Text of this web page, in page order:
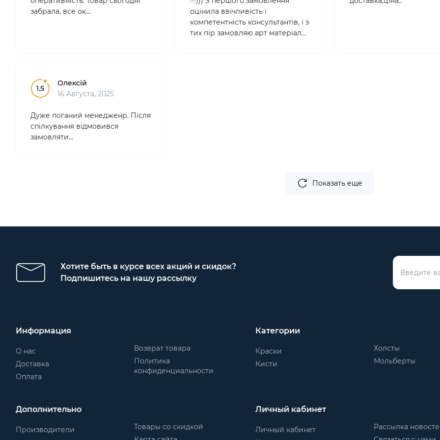
забрала, все ок...
оцінила ввічливість і
компетентність консультантів, і з
тих пір замовляю арт матеріали
1.5
Олексій
16 Августа, 2025
Дуже поганий менедженр. Після
спілкування відмовився
замовляти...
Показать еще
Хотите быть в курсе всех акций и скидок?
Подпишитесь на нашу рассылку
Информация
О нас
Доставка
Оплата
Возврат товара
Политика
конфиденциальности
Категории
Краски
Кисти
Холсты
Мольберты
Дополнительно
Производители
Товары со скидкой
Личный кабинет
Личный кабинет
Рассылка